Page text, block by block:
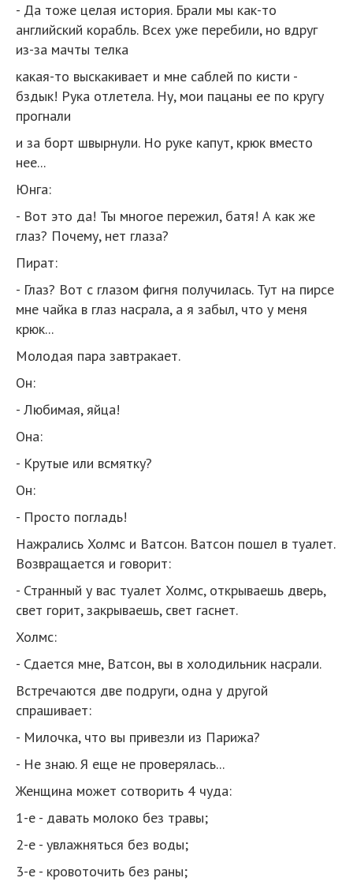
- Да тоже целая история. Брали мы как-то
английский корабль. Всех уже перебили, но вдруг
из-за мачты телка
какая-то выскакивает и мне саблей по кисти -
бздык! Рука отлетела. Ну, мои пацаны ее по кругу
прогнали
и за борт швырнули. Но руке капут, крюк вместо
нее...
Юнга:
- Вот это да! Ты многое пережил, батя! А как же
глаз? Почему, нет глаза?
Пират:
- Глаз? Вот с глазом фигня получилась. Тут на пирсе
мне чайка в глаз насрала, а я забыл, что у меня
крюк...
Молодая пара завтракает.
Он:
- Любимая, яйца!
Она:
- Крутые или всмятку?
Он:
- Просто погладь!
Нажрались Холмс и Ватсон. Ватсон пошел в туалет.
Возвращается и говорит:
- Странный у вас туалет Холмс, открываешь дверь,
свет горит, закрываешь, свет гаснет.
Холмс:
- Сдается мне, Ватсон, вы в холодильник насрали.
Встречаются две подруги, одна у другой
спрашивает:
- Милочка, что вы привезли из Парижа?
- Не знаю. Я еще не проверялась...
Женщина может сотворить 4 чуда:
1-е - давать молоко без травы;
2-е - увлажняться без воды;
3-е - кровоточить без раны;